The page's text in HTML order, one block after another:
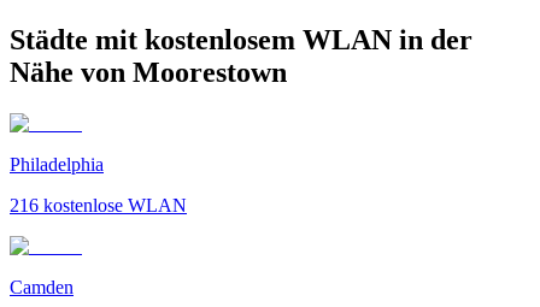
Städte mit kostenlosem WLAN in der
Nähe von Moorestown
Philadelphia
216 kostenlose WLAN
Camden